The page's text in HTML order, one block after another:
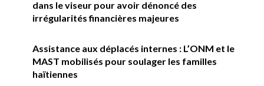
dans le viseur pour avoir dénoncé des
irrégularités financières majeures
Assistance aux déplacés internes : L’ONM et le
MAST mobilisés pour soulager les familles
haïtiennes